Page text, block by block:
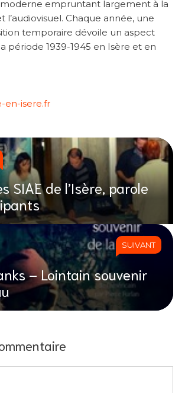
empruntant largement à la
l’audiovisuel. Chaque année, une
temporaire dévoile un aspect
période 1939-1945 en Isère et en
en-isere.fr
SIAE de l’Isère, parole
SUIVANT
– Lointain souvenir